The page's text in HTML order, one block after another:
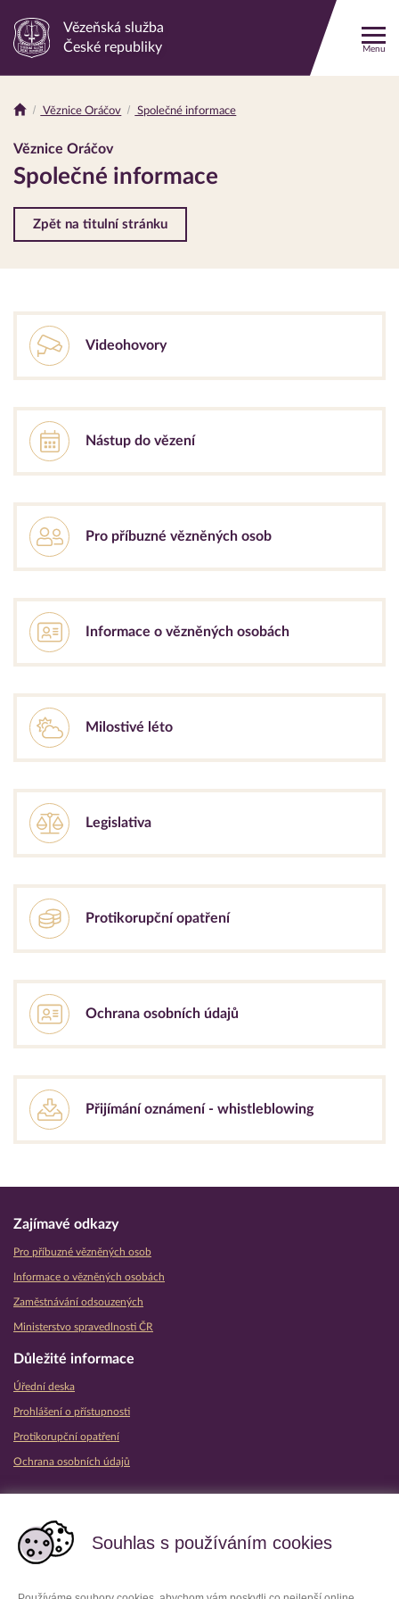
Souhlas s používáním cookies
Odkaz
stránku
Vězeňská služba
České republiky
Menu
Drobečková
navigace
Věznice Oráčov Společné informace
Věznice Oráčov
Společné informace
Zpět na titulní stránku
Videohovory
Nástup do vězení
Pro příbuzné vězněných osob
Informace o vězněných osobách
Milostivé léto
Legislativa
Protikorupční opatření
Ochrana osobních údajů
Přijímání oznámení - whistleblowing
Zajímavé odkazy
Pro příbuzné vězněných osob
Informace o vězněných osobách
Zaměstnávání odsouzených
Ministerstvo spravedlnosti ČR
Důležité informace
Úřední deska
Prohlášení o přístupnosti
Protikorupční opatření
Ochrana osobních údajů